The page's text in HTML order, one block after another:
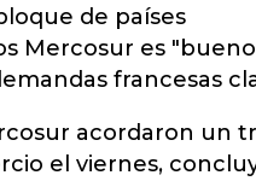
de países
Mercosur es
francesas
acordaron un
el viernes,